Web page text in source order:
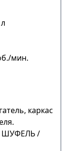
мин.
каркас
ШУФЕЛЬ /